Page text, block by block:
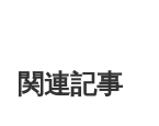
関連記事